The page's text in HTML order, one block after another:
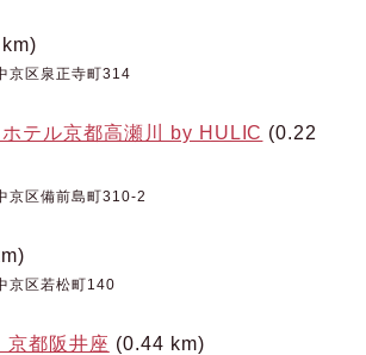
京区泉正寺町314
テル京都高瀬川 by HULIC (0.22
京区備前島町310-2
京区若松町140
京都阪井座 (0.44 km)